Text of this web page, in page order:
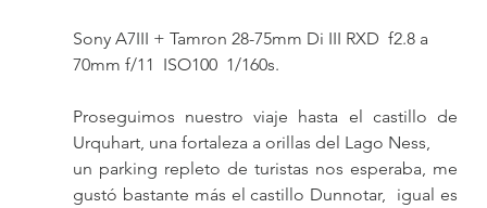
Sony A7III + Tamron 28-75mm Di III RXD  f2.8 a
70mm f/11  ISO100  1/160s.
Proseguimos nuestro viaje hasta el castillo de
Urquhart, una fortaleza a orillas del Lago Ness,
un parking repleto de turistas nos esperaba, me
gustó bastante más el castillo Dunnotar,  igual es